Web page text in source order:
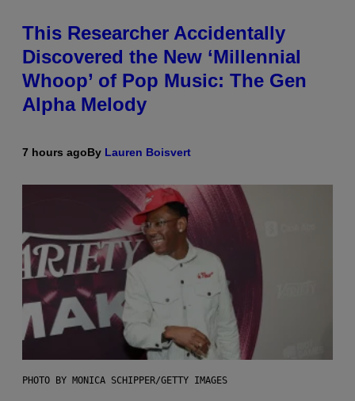
This Researcher Accidentally
Discovered the New ‘Millennial
Whoop’ of Pop Music: The Gen
Alpha Melody
7 hours agoBy Lauren Boisvert
PHOTO BY MONICA SCHIPPER/GETTY IMAGES